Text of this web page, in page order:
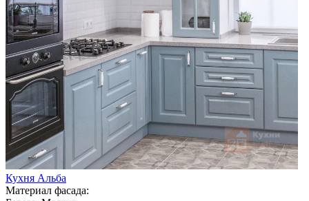
Кухня Альба
Материал фасада: